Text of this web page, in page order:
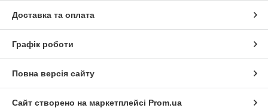
Доставка та оплата
Графік роботи
Повна версія сайту
Сайт створено на маркетплейсі Prom.ua